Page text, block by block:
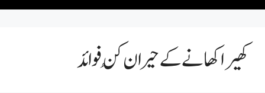
کھیرا کھانے کے حیران کُن فوائد